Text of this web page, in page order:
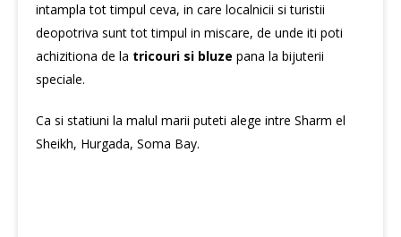
intampla tot timpul ceva, in care localnicii si turistii
deopotriva sunt tot timpul in miscare, de unde iti poti
achizitiona de la tricouri si bluze pana la bijuterii
speciale.
Ca si statiuni la malul marii puteti alege intre Sharm el
Sheikh, Hurgada, Soma Bay.